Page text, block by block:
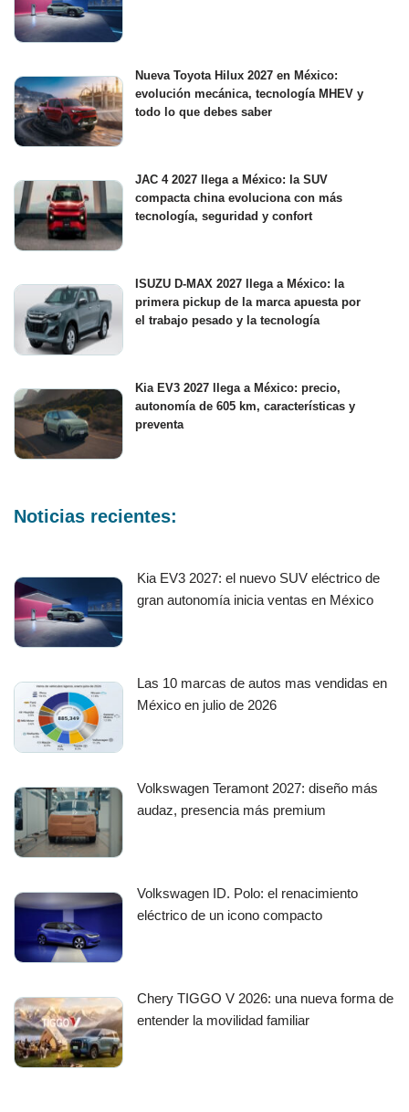
Nueva Toyota Hilux 2027 en México:
evolución mecánica, tecnología MHEV y
todo lo que debes saber
JAC 4 2027 llega a México: la SUV
compacta china evoluciona con más
tecnología, seguridad y confort
ISUZU D-MAX 2027 llega a México: la
primera pickup de la marca apuesta por
el trabajo pesado y la tecnología
Kia EV3 2027 llega a México: precio,
autonomía de 605 km, características y
preventa
Noticias recientes:
Kia EV3 2027: el nuevo SUV eléctrico de
gran autonomía inicia ventas en México
Las 10 marcas de autos mas vendidas en
México en julio de 2026
Volkswagen Teramont 2027: diseño más
audaz, presencia más premium
Volkswagen ID. Polo: el renacimiento
eléctrico de un icono compacto
Chery TIGGO V 2026: una nueva forma de
entender la movilidad familiar